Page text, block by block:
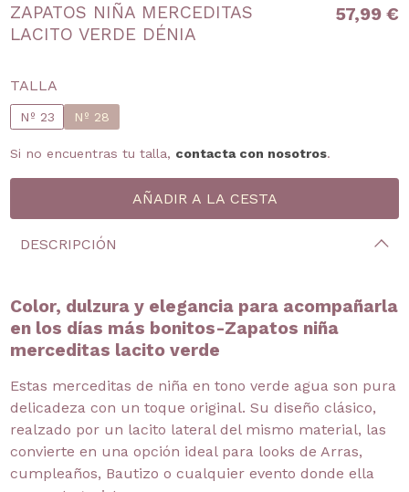
ZAPATOS NIÑA MERCEDITAS
LACITO VERDE DÉNIA
57,99 €
TALLA
Nº 23 Nº 28
Si no encuentras tu talla, contacta con nosotros.
DESCRIPCIÓN
Color, dulzura y elegancia para acompañarla
en los días más bonitos-Zapatos niña
merceditas lacito verde
Estas merceditas de niña en tono verde agua son pura
delicadeza con un toque original. Su diseño clásico,
realzado por un lacito lateral del mismo material, las
convierte en una opción ideal para looks de Arras,
cumpleaños, Bautizo o cualquier evento donde ella